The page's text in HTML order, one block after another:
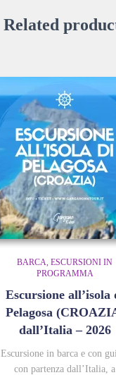
Related
BARCA ESCURSIONI IN
PROGRAMMA
Escursione all’isola
Pelagosa
dall’Italia – 2026
Escursione in barca e con
con partenza dall’Italia, a